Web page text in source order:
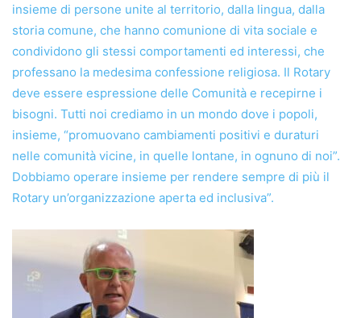
insieme di persone unite al territorio, dalla lingua, dalla
storia comune, che hanno comunione di vita sociale e
condividono gli stessi comportamenti ed interessi, che
professano la medesima confessione religiosa. Il Rotary
deve essere espressione delle Comunità e recepirne i
bisogni. Tutti noi crediamo in un mondo dove i popoli,
insieme, “promuovano cambiamenti positivi e duraturi
nelle comunità vicine, in quelle lontane, in ognuno di noi”.
Dobbiamo operare insieme per rendere sempre di più il
Rotary un’organizzazione aperta ed inclusiva”.